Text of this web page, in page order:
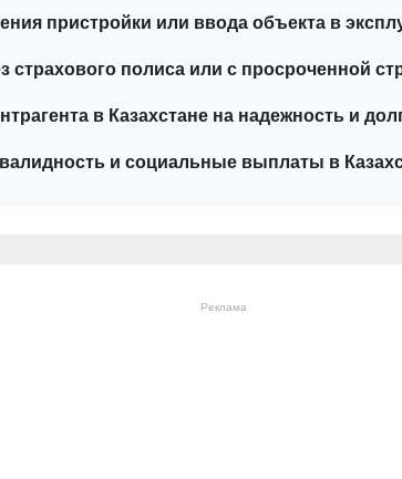
пристройки или ввода объекта в
страхового полиса или с просроченной
в Казахстане на надежность и
и социальные выплаты в
Реклама